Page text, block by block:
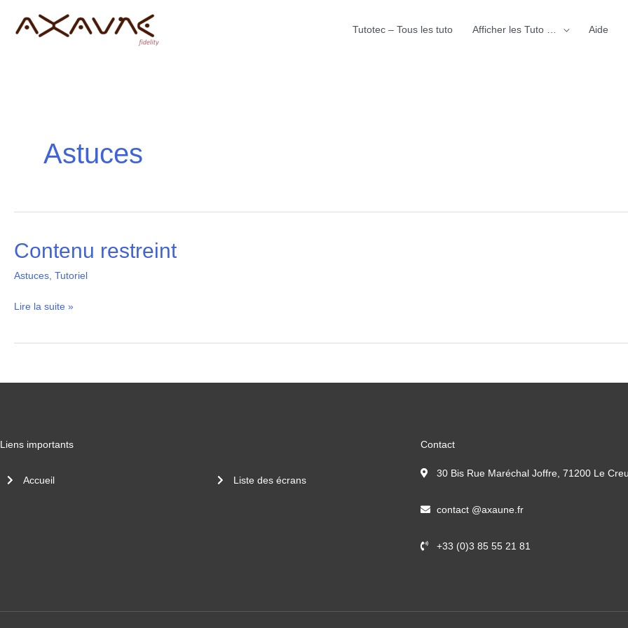
Tutotec – Tous les tuto Afficher les Tuto … Aide
Astuces
Contenu restreint
Astuces Tutoriel
Contenu
Lire la suite »
Liens importants
Accueil Liste des écrans
Contact
30 Bis Rue Maréchal Joffre, 71200 Le
contact @axaune.fr
+33 (0)3 85 55 21 81